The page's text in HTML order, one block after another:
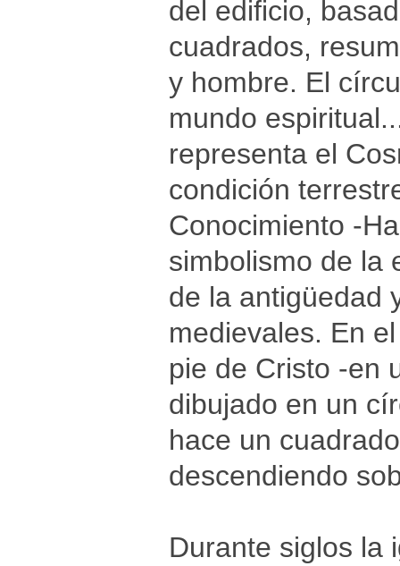
del edificio,
cuadrados,
y hombre. El
mundo
representa el
condición
Conocimiento -
simbolismo de la
de la antigüedad
medievales. En
pie de Cristo -en
dibujado en un
hace un
descendiendo
Durante siglos la